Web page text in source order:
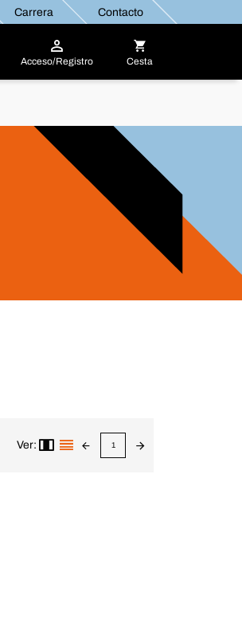
Carrera Contacto
Acceso/Registro Cesta
Ver: 1